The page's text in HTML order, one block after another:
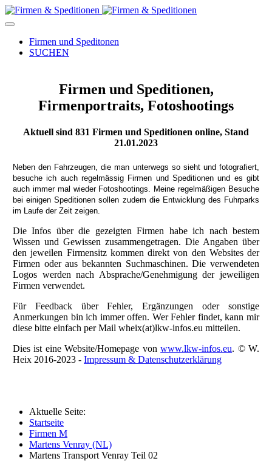
Firmen und Speditonen
SUCHEN
Firmen und Speditionen,
Firmenportraits, Fotoshootings
Aktuell sind 831 Firmen und Speditionen online, Stand
21.01.2023
Neben den Fahrzeugen, die man unterwegs so sieht und fotografiert,
besuche ich auch regelmässig Firmen und Speditionen und es gibt
auch immer mal wieder Fotoshootings. Meine regelmäßigen Besuche
bei einigen Speditionen sollen zudem die Entwicklung des Fuhrparks
im Laufe der Zeit zeigen.
Die Infos über die gezeigten Firmen habe ich nach bestem
Wissen und Gewissen zusammengetragen. Die Angaben über
den jeweilen Firmensitz kommen direkt von den Websites der
Firmen oder aus bekannten Suchmaschinen. Die verwendeten
Logos werden nach Absprache/Genehmigung der jeweiligen
Firmen verwendet.
Für Feedback über Fehler, Ergänzungen oder sonstige
Anmerkungen bin ich immer offen. Wer Fehler findet, kann mir
diese bitte einfach per Mail wheix(at)lkw-infos.eu mitteilen.
Dies ist eine Website/Homepage vonwww.lkw-infos.eu. © W.
Heix 2016-2023 - Impressum & Datenschutzerklärung
Aktuelle Seite:
Startseite
Firmen M
Martens Venray (NL)
Martens Transport Venray Teil 02